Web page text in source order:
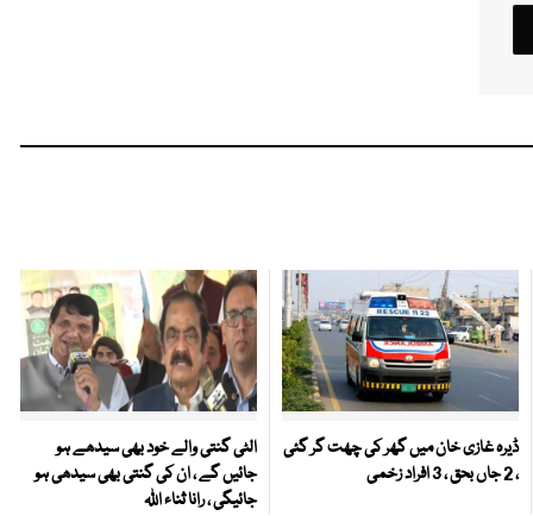
ڈیرہ غازی خان میں گھر کی چھت گر گئی
، 2 جاں بحق ، 3 افراد زخمی
الٹی گنتی والے خود بھی سیدھے ہو
جائیں گے ، ان کی گنتی بھی سیدھی ہو
جائیگی ، رانا ثناء اللہ